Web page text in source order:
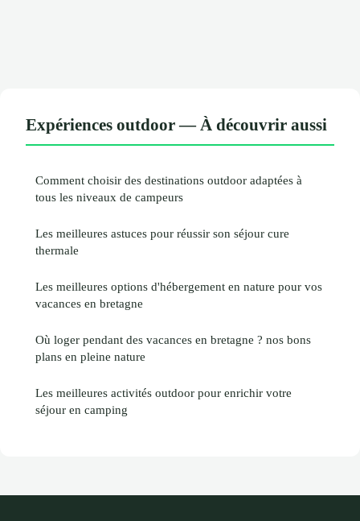
Expériences outdoor — À découvrir aussi
Comment choisir des destinations outdoor adaptées à
tous les niveaux de campeurs
Les meilleures astuces pour réussir son séjour cure
thermale
Les meilleures options d'hébergement en nature pour vos
vacances en bretagne
Où loger pendant des vacances en bretagne ? nos bons
plans en pleine nature
Les meilleures activités outdoor pour enrichir votre
séjour en camping